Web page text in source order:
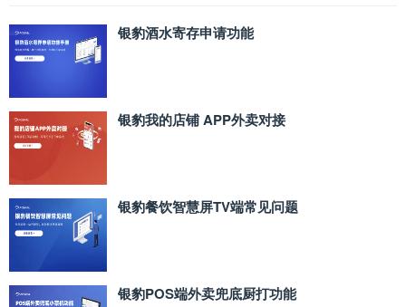
银豹酒水寄存申请功能
银豹我的店铺 APP外卖对接
银豹餐饮智慧屏TV端常见问题
银豹POS端外卖兜底厨打功能